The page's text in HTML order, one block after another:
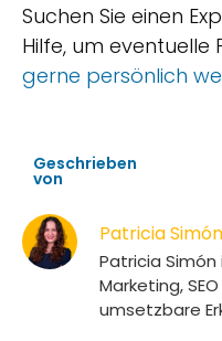
Suchen Sie einen
Hilfe, um
gerne persönlich
Geschrieben
von
Patricia Simón
Patricia
Marketing,
umsetzbare